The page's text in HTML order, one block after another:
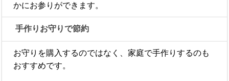
かにお参りができます。
手作りお守りで節約
お守りを購入するのではなく、家庭で手作りするのも
おすすめです。